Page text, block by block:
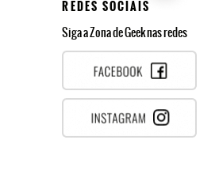
REDES SOCIAIS
Siga a Zona de Geek nas redes